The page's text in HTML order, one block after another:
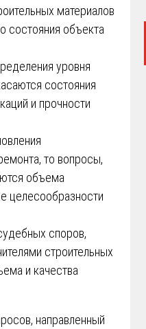
материалов
состояния объекта
уровня
состояния
и прочности
то вопросы,
объема
целесообразности
споров,
строительных
и качества
направленный